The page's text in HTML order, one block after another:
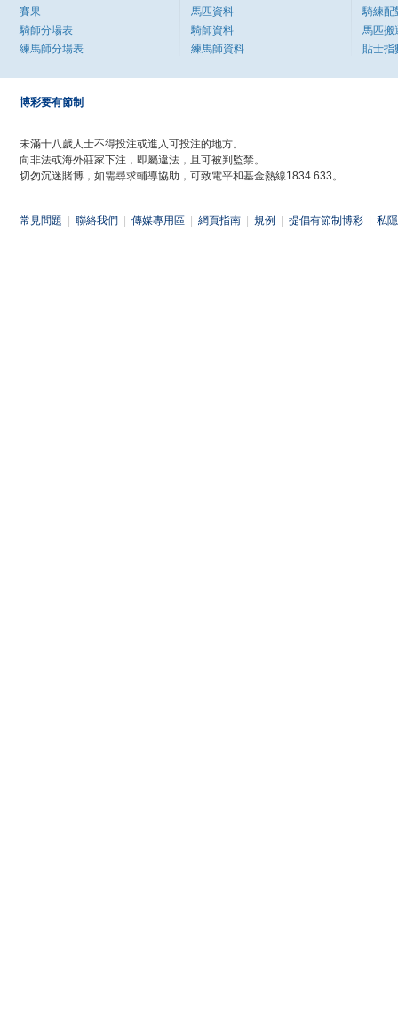
賽果
騎師分場表
練馬師分場表
馬匹資料
騎師資料
練馬師資料
騎練配
馬匹搬
貼士指
博彩要有節制
未滿十八歲人士不得投注或進入可投注的地方。
向非法或海外莊家下注，即屬違法，且可被判監禁。
切勿沉迷賭博，如需尋求輔導協助，可致電平和基金熱線1834 633。
常見問題 聯絡我們 傳媒專用區 網頁指南 規例 提倡有節制博彩 私